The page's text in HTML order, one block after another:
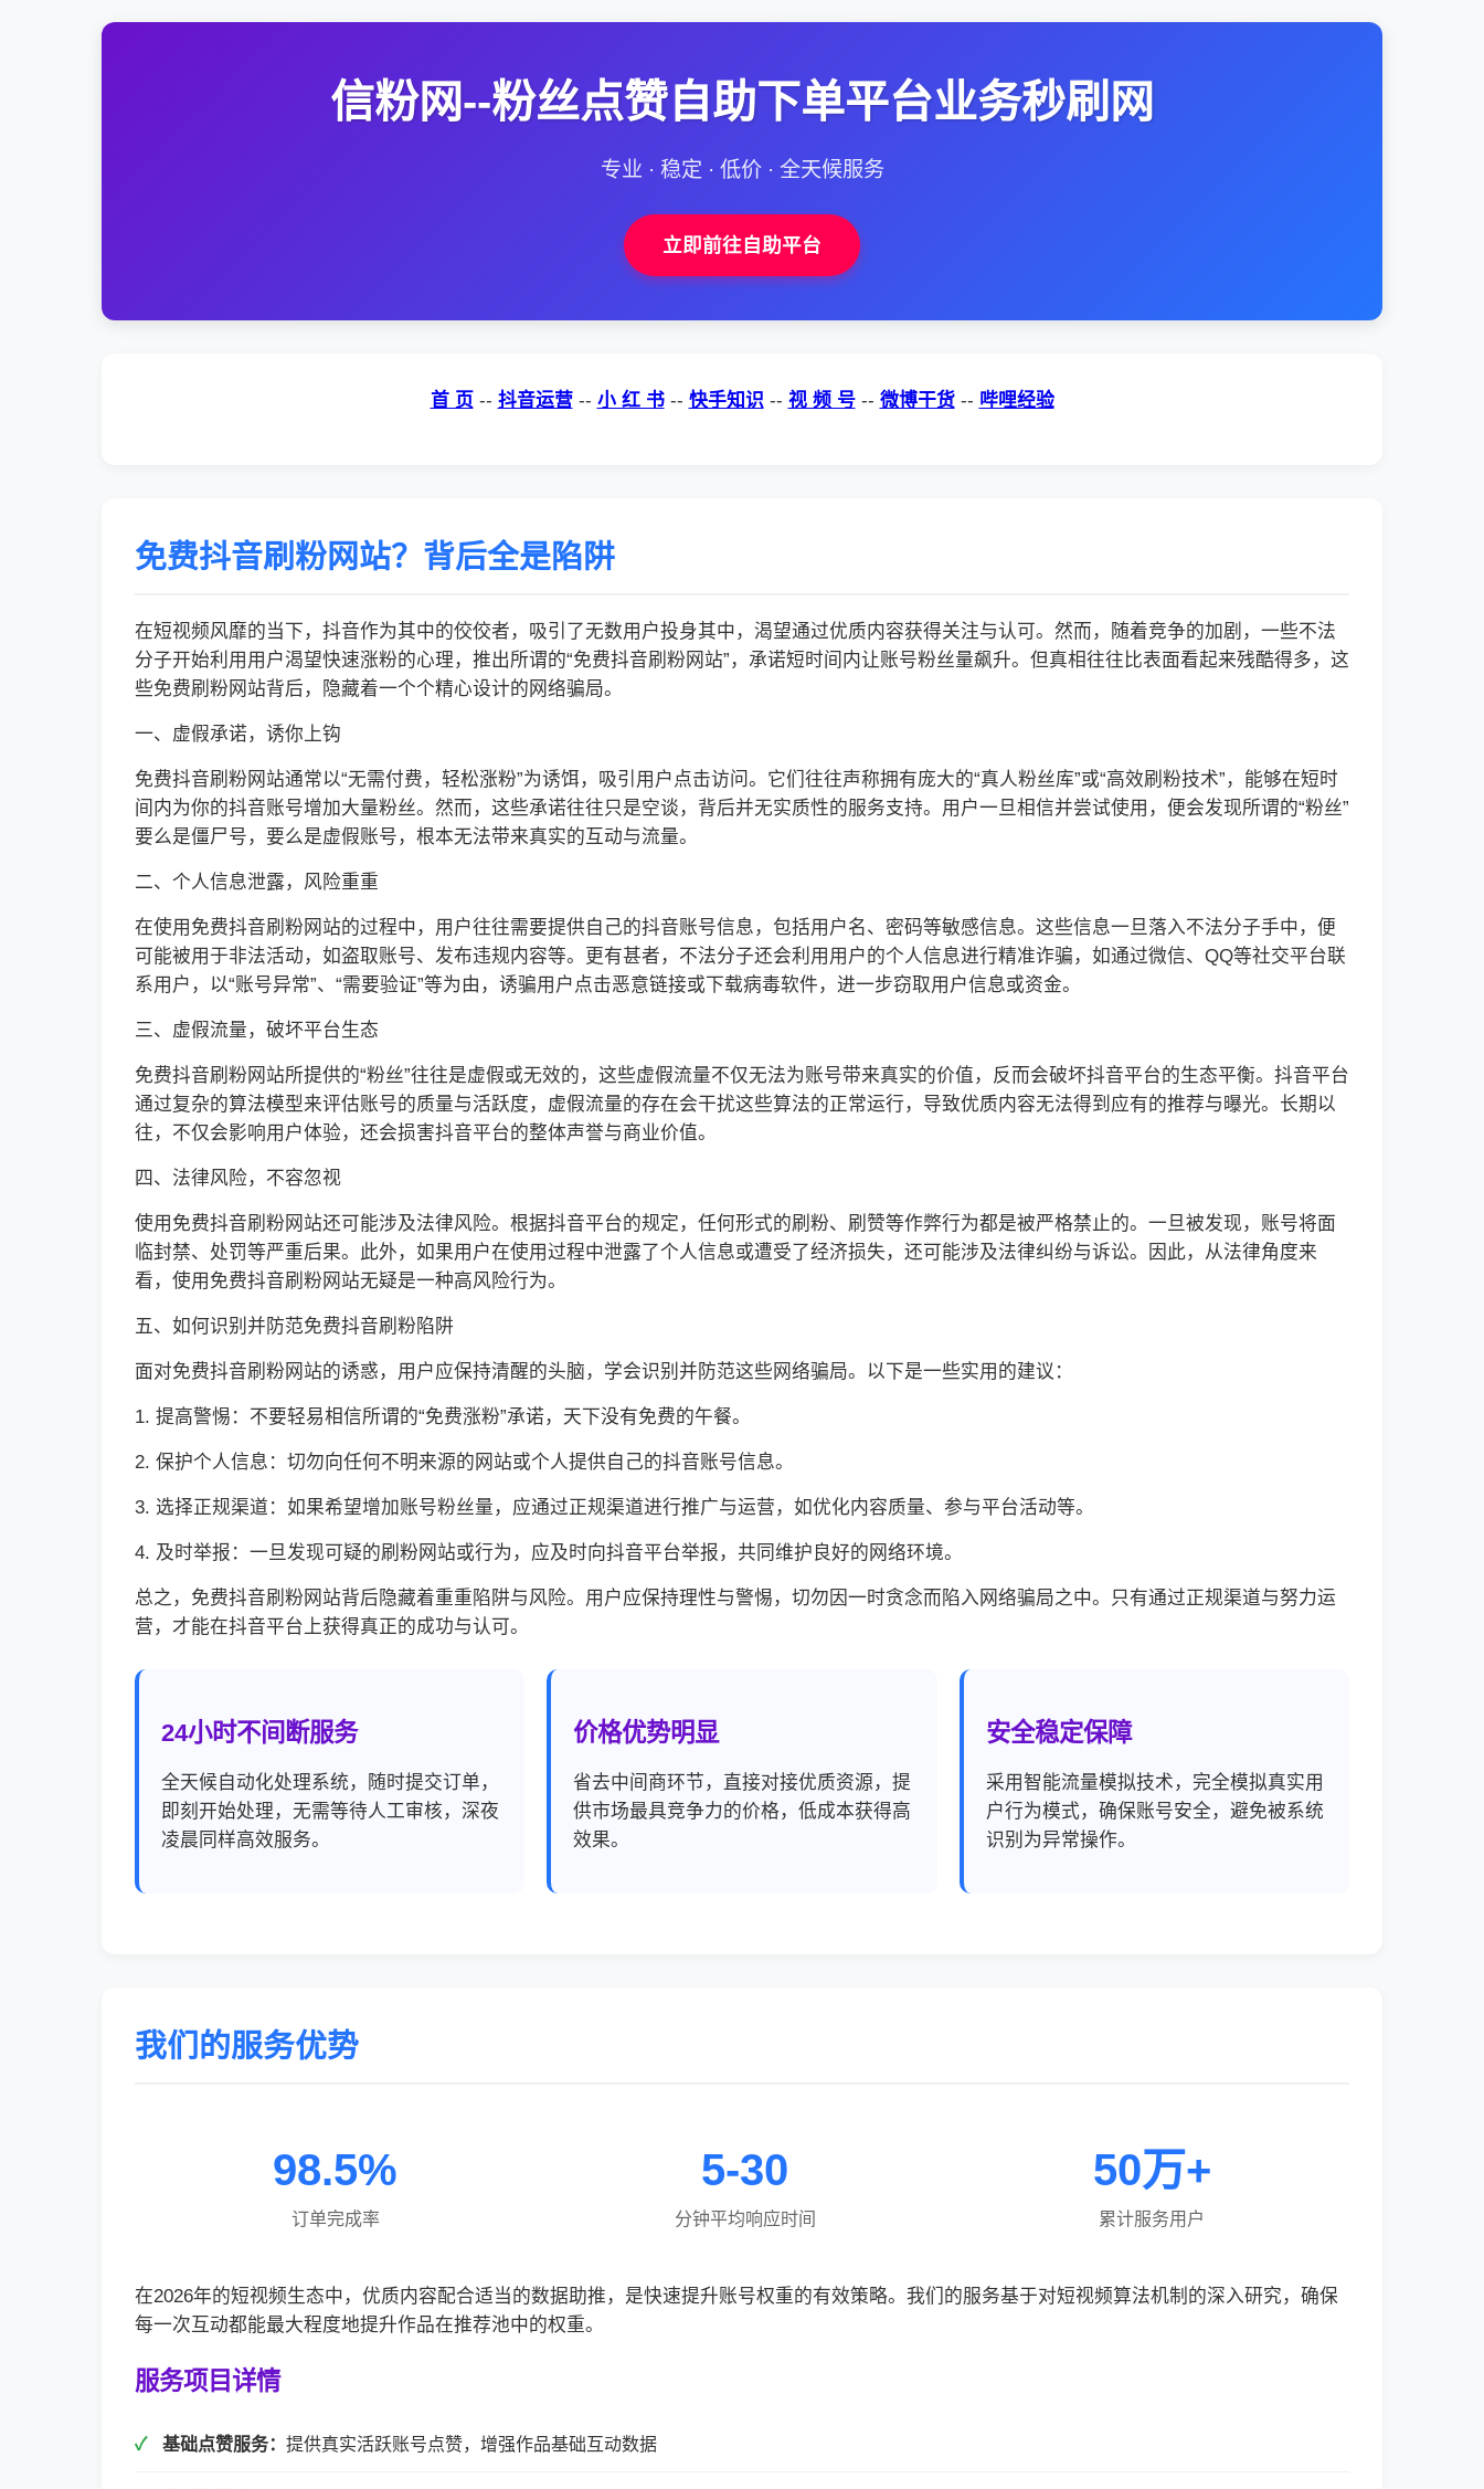
信粉网--粉丝点赞自助下单平台业务秒刷网
专业 · 稳定 · 低价 · 全天候服务
立即前往自助平台
首 页 -- 抖音运营 -- 小 红 书 -- 快手知识 -- 视 频 号 -- 微博干货 -- 哔哩经验
免费抖音刷粉网站？背后全是陷阱
在短视频风靡的当下，抖音作为其中的佼佼者，吸引了无数用户投身其中，渴望通过优质内容获得关注与认可。然而，随着竞争的加剧，一些不法
分子开始利用用户渴望快速涨粉的心理，推出所谓的“免费抖音刷粉网站”，承诺短时间内让账号粉丝量飙升。但真相往往比表面看起来残酷得多，这
些免费刷粉网站背后，隐藏着一个个精心设计的网络骗局。
一、虚假承诺，诱你上钩
免费抖音刷粉网站通常以“无需付费，轻松涨粉”为诱饵，吸引用户点击访问。它们往往声称拥有庞大的“真人粉丝库”或“高效刷粉技术”，能够在短时
间内为你的抖音账号增加大量粉丝。然而，这些承诺往往只是空谈，背后并无实质性的服务支持。用户一旦相信并尝试使用，便会发现所谓的“粉丝”
要么是僵尸号，要么是虚假账号，根本无法带来真实的互动与流量。
二、个人信息泄露，风险重重
在使用免费抖音刷粉网站的过程中，用户往往需要提供自己的抖音账号信息，包括用户名、密码等敏感信息。这些信息一旦落入不法分子手中，便
可能被用于非法活动，如盗取账号、发布违规内容等。更有甚者，不法分子还会利用用户的个人信息进行精准诈骗，如通过微信、QQ等社交平台联
系用户，以“账号异常”、“需要验证”等为由，诱骗用户点击恶意链接或下载病毒软件，进一步窃取用户信息或资金。
三、虚假流量，破坏平台生态
免费抖音刷粉网站所提供的“粉丝”往往是虚假或无效的，这些虚假流量不仅无法为账号带来真实的价值，反而会破坏抖音平台的生态平衡。抖音平台
通过复杂的算法模型来评估账号的质量与活跃度，虚假流量的存在会干扰这些算法的正常运行，导致优质内容无法得到应有的推荐与曝光。长期以
往，不仅会影响用户体验，还会损害抖音平台的整体声誉与商业价值。
四、法律风险，不容忽视
使用免费抖音刷粉网站还可能涉及法律风险。根据抖音平台的规定，任何形式的刷粉、刷赞等作弊行为都是被严格禁止的。一旦被发现，账号将面
临封禁、处罚等严重后果。此外，如果用户在使用过程中泄露了个人信息或遭受了经济损失，还可能涉及法律纠纷与诉讼。因此，从法律角度来
看，使用免费抖音刷粉网站无疑是一种高风险行为。
五、如何识别并防范免费抖音刷粉陷阱
面对免费抖音刷粉网站的诱惑，用户应保持清醒的头脑，学会识别并防范这些网络骗局。以下是一些实用的建议：
1. 提高警惕：不要轻易相信所谓的“免费涨粉”承诺，天下没有免费的午餐。
2. 保护个人信息：切勿向任何不明来源的网站或个人提供自己的抖音账号信息。
3. 选择正规渠道：如果希望增加账号粉丝量，应通过正规渠道进行推广与运营，如优化内容质量、参与平台活动等。
4. 及时举报：一旦发现可疑的刷粉网站或行为，应及时向抖音平台举报，共同维护良好的网络环境。
总之，免费抖音刷粉网站背后隐藏着重重陷阱与风险。用户应保持理性与警惕，切勿因一时贪念而陷入网络骗局之中。只有通过正规渠道与努力运
营，才能在抖音平台上获得真正的成功与认可。
24小时不间断服务
全天候自动化处理系统，随时提交订单，
即刻开始处理，无需等待人工审核，深夜
凌晨同样高效服务。
价格优势明显
省去中间商环节，直接对接优质资源，提
供市场最具竞争力的价格，低成本获得高
效果。
安全稳定保障
采用智能流量模拟技术，完全模拟真实用
户行为模式，确保账号安全，避免被系统
识别为异常操作。
我们的服务优势
98.5%
订单完成率
5-30
分钟平均响应时间
50万+
累计服务用户
在2026年的短视频生态中，优质内容配合适当的数据助推，是快速提升账号权重的有效策略。我们的服务基于对短视频算法机制的深入研究，确保
每一次互动都能最大程度地提升作品在推荐池中的权重。
服务项目详情
基础点赞服务： 提供真实活跃账号点赞，增强作品基础互动数据